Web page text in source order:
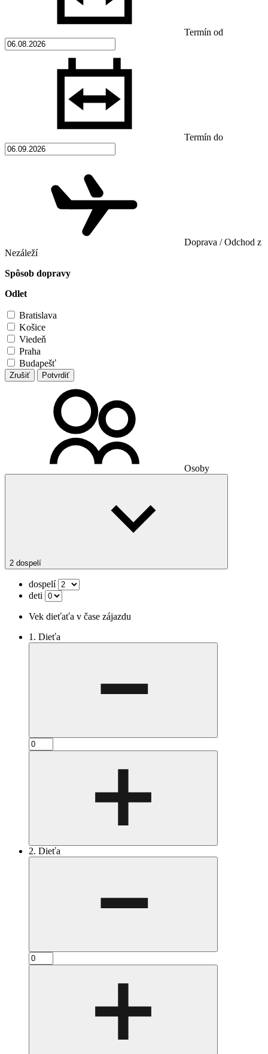
Termín od
Termín do
Doprava / Odchod z
Nezáleží
Spôsob dopravy
Odlet
Bratislava
Košice
Viedeň
Praha
Budapešť
Zrušiť Potvrdiť
Osoby
2 dospelí
dospelí
deti
Vek dieťaťa v čase zájazdu
1. Dieťa
2. Dieťa